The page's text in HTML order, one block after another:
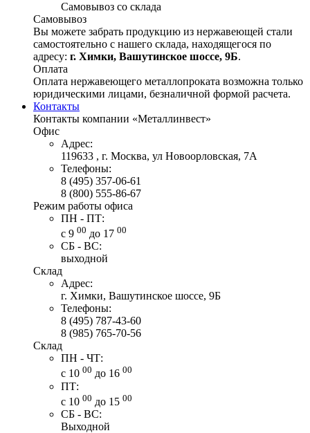
Самовывоз со склада
Самовывоз
Вы можете забрать продукцию из нержавеющей стали
самостоятельно с нашего склада, находящегося по
адресу: г. Химки, Вашутинское шоссе, 9Б.
Оплата
Оплата нержавеющего металлопроката возможна только
юридическими лицами, безналичной формой расчета.
Контакты
Контакты компании «Металлинвест»
Офис
Адрес:
119633 , г. Москва, ул Новоорловская, 7А
Телефоны:
8 (495) 357-06-61
8 (800) 555-86-67
Режим работы офиса
ПН - ПТ:
с 9 00 до 17 00
СБ - ВС:
выходной
Склад
Адрес:
г. Химки, Вашутинское шоссе, 9Б
Телефоны:
8 (495) 787-43-60
8 (985) 765-70-56
Склад
ПН - ЧТ:
с 10 00 до 16 00
ПТ:
с 10 00 до 15 00
СБ - ВС:
Выходной